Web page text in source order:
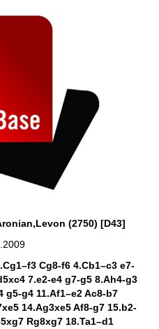
(2750) [D43]
Cg8-f6 4.Cb1–c3 e7-
7.e2-e4 g7-g5 8.Ah4-g3
g5-g4 11.Af1–e2 Ac8-b7
14.Ag3xe5 Af8-g7 15.b2-
Rg8xg7 18.Ta1–d1